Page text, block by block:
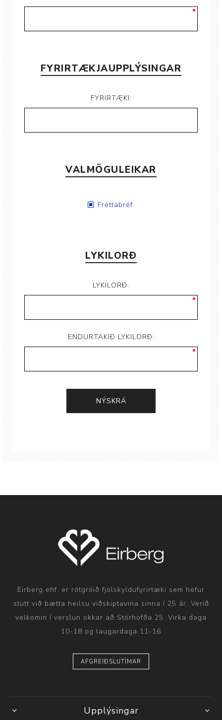
FYRIRTÆKJAUPPLÝSINGAR
FYRIRTÆKI:
VALMÖGULEIKAR
Fréttabréf
LYKILORÐ
LYKILORÐ:
ENDURTAKIÐ LYKILORÐ:
Eirberg ehf. er rótgróið fjölskyldufyrirtæki sem hefur
stutt við bætta heilsu viðskiptavina sinna í 25 ár. Verið
velkomin í verslun okkar að Stórhöfða 25. Virka daga
10-18 og laugardaga 11-16
AFGREIÐSLUTÍMAR
Upplýsingar